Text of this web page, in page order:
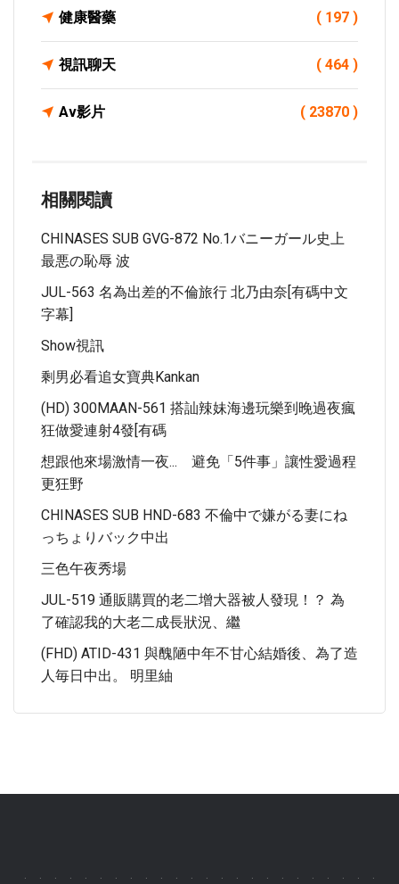
健康醫藥 ( 197 )
視訊聊天 ( 464 )
Av影片 ( 23870 )
相關閱讀
CHINASES SUB GVG-872 No.1バニーガール史上
最悪の恥辱 波
JUL-563 名為出差的不倫旅行 北乃由奈[有碼中文
字幕]
Show視訊
剩男必看追女寶典kankan
(HD) 300MAAN-561 搭訕辣妹海邊玩樂到晚過夜瘋
狂做愛連射4發[有碼
想跟他來場激情一夜... 避免「5件事」讓性愛過程
更狂野
CHINASES SUB HND-683 不倫中で嫌がる妻にね
っちょりバック中出
三色午夜秀場
JUL-519 通販購買的老二增大器被人發現！？ 為
了確認我的大老二成長狀況、繼
(FHD) ATID-431 與醜陋中年不甘心結婚後、為了造
人毎日中出。 明里紬